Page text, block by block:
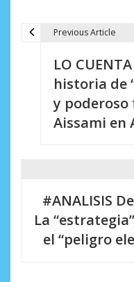
Previous Article
LO
historia de
y poderoso
Aissami en
#ANALISIS
La
el “peligro